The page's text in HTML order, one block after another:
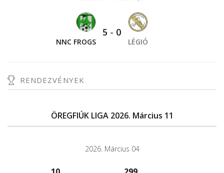
NNC FROGS
5 - 0
LÉGIÓ
RENDEZVÉNYEK
ÖREGFIÚK LIGA 2026. Március 11
2026. Március 04